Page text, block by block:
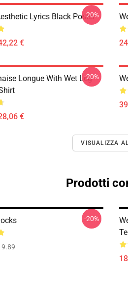
Lyrics Black Poster
€
-20%
Longue With Wet Leg
€
-20%
VISUALIZZA
Prodotti
-20%